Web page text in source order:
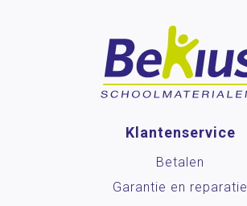
Klantenservice
Betalen
Garantie en reparatie